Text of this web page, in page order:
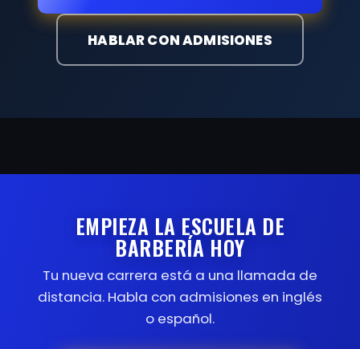
HABLAR CON ADMISIONES
EMPIEZA LA ESCUELA DE
BARBERÍA HOY
Tu nueva carrera está a una llamada de
distancia. Habla con admisiones en inglés
o español.